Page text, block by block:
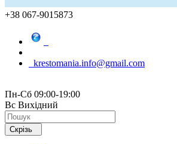
+38 067-9015873
krestomania.info@gmail.com
Пн-Сб 09:00-19:00
Вс Вихідний
Скрізь